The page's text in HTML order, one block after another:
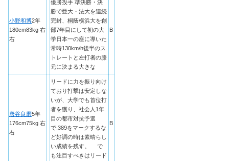
小野和博2年
180cm83kg 右
右
優勝投手 準決勝・決
勝で亜大・法大を連続
完封、桐蔭横浜大を創
部7年目にして初の大
学日本一の座に導いた
常時130km/h後半のス
トレートと左打者の膝
元に決まる大きな
B
唐谷良磨5年
176cm75kg 右
右
リードに力を振り向け
ており打撃は安定しな
いが、大学でも首位打
者を獲り、社会人1年
目の都市対抗予選
で.389をマークするな
ど好調の時は素晴らし
い成績を残す。 で
も注目すべきはリード
B